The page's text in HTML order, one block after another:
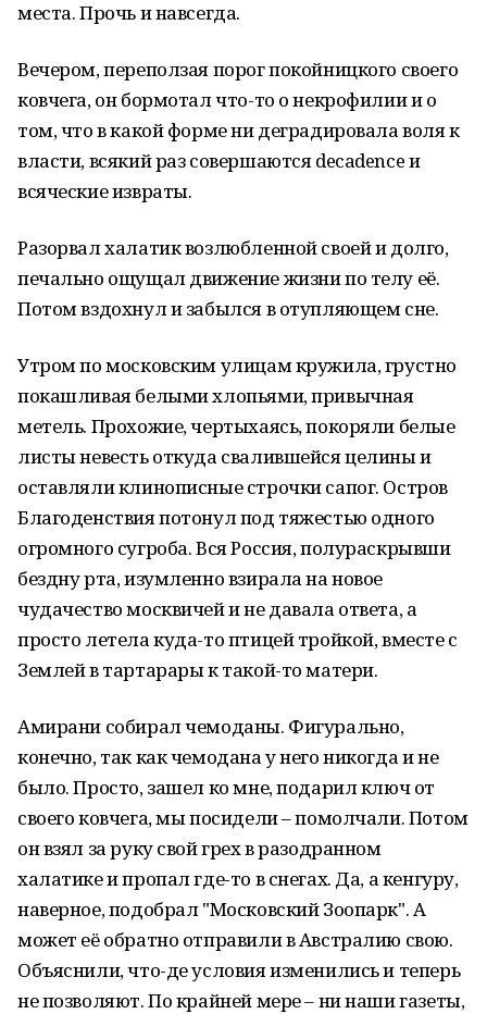
места. Прочь и навсегда.
Вечером, переползая порог покойницкого своего
ковчега, он бормотал что-то о некрофилии и о
том, что в какой форме ни деградировала воля к
власти, всякий раз совершаются decadence и
всяческие извраты.
Разорвал халатик возлюбленной своей и долго,
печально ощущал движение жизни по телу её.
Потом вздохнул и забылся в отупляющем сне.
Утром по московским улицам кружила, грустно
покашливая белыми хлопьями, привычная
метель. Прохожие, чертыхаясь, покоряли белые
листы невесть откуда свалившейся целины и
оставляли клинописные строчки сапог. Остров
Благоденствия потонул под тяжестью одного
огромного сугроба. Вся Россия, полураскрывши
бездну рта, изумленно взирала на новое
чудачество москвичей и не давала ответа, а
просто летела куда-то птицей тройкой, вместе с
Землей в тартарары к такой-то матери.
Амирани собирал чемоданы. Фигурально,
конечно, так как чемодана у него никогда и не
было. Просто, зашел ко мне, подарил ключ от
своего ковчега, мы посидели – помолчали. Потом
он взял за руку свой грех в разодранном
халатике и пропал где-то в снегах. Да, а кенгуру,
наверное, подобрал "Московский Зоопарк". А
может её обратно отправили в Австралию свою.
Объяснили, что-де условия изменились и теперь
не позволяют. По крайней мере – ни наши газеты,